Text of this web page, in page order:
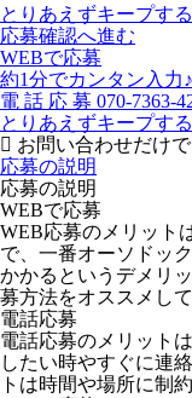
とりあえずキープする
応募確認へ進む
WEBで応募
約1分でカンタン入力♪
電 話 応 募 070-7363-
とりあえずキープする
お問い合わせだけ
応募の説明
応募の説明
WEBで応募
WEB応募のメリット
で、一番オーソドッ
かかるというデメリ
募方法をオススメし
電話応募
電話応募のメリット
したい時やすぐに連
トは時間や場所に制